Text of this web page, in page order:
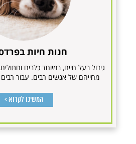
חנות חיות
גידול בעל חיים, במיוחד כלבים
מחייהם של אנשים רבים. עבור
המשיכו לקרוא >